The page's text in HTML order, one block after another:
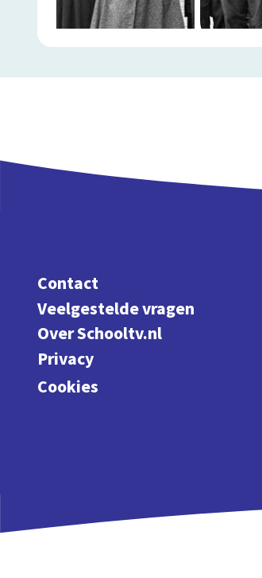
Contact
Veelgestelde vragen
Over Schooltv.nl
Privacy
Cookies